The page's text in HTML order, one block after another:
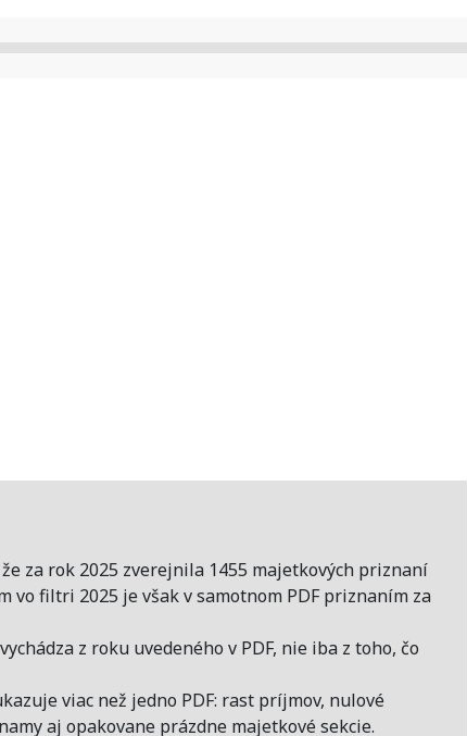
za rok 2025 zverejnila 1455 majetkových priznaní
vo filtri 2025 je však v samotnom PDF priznaním za
z roku uvedeného v PDF, nie iba z toho, čo
viac než jedno PDF: rast príjmov, nulové
aj opakovane prázdne majetkové sekcie.